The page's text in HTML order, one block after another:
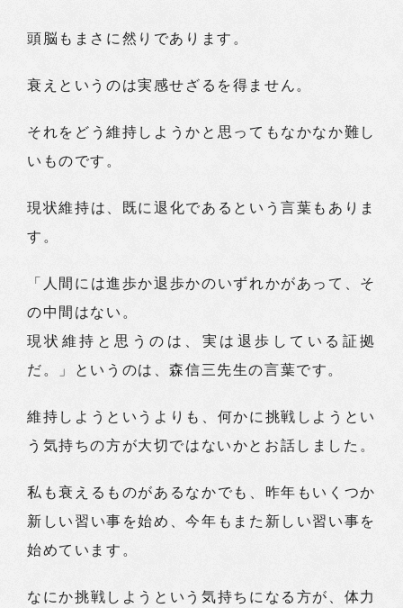
頭脳もまさに然りであります。
衰えというのは実感せざるを得ません。
それをどう維持しようかと思ってもなかなか難し
いものです。
現状維持は、既に退化であるという言葉もありま
す。
「人間には進歩か退歩かのいずれかがあって、そ
の中間はない。
現状維持と思うのは、実は退歩している証拠
だ。」というのは、森信三先生の言葉です。
維持しようというよりも、何かに挑戦しようとい
う気持ちの方が大切ではないかとお話しました。
私も衰えるものがあるなかでも、昨年もいくつか
新しい習い事を始め、今年もまた新しい習い事を
始めています。
なにか挑戦しようという気持ちになる方が、体力